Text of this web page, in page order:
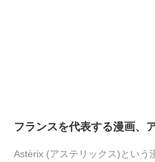
フランスを代表する漫画、
Astèrix (アステリックス)という